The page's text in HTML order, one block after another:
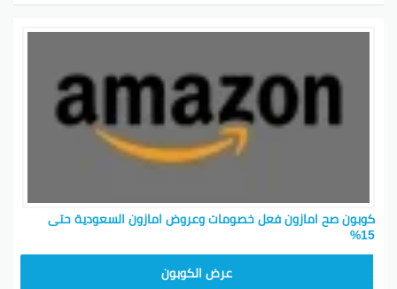
كوبون صح امازون فعل خصومات وعروض امازون السعودية حتى
15%
عرض الكوبون